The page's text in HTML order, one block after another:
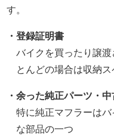
す。
・登録証明書
バイクを買ったり譲
とんどの場合は収納
・余った純正パーツ・
特に純正マフラーは
な部品の一つ